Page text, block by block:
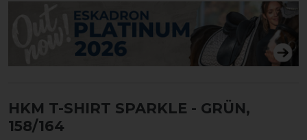
HKM T-SHIRT SPARKLE - GRÜN,
158/164